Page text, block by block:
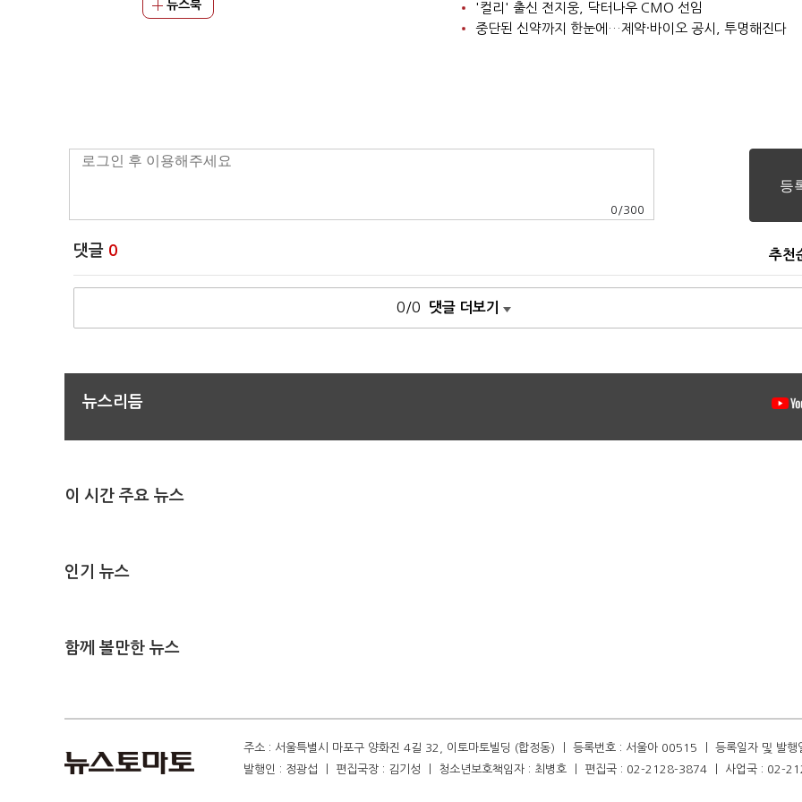
뉴스북
'컬리' 출신 전지웅, 닥터나우 CMO 선임
중단된 신약까지 한눈에…제약·바이오 공시, 투명해진다
0 /300
댓글 0 추천
0/0 댓글 더보기
뉴스리듬
이 시간 주요 뉴스
인기 뉴스
함께 볼만한 뉴스
주소 : 서울특별시 마포구 양화진 4길 32, 이토마토빌딩 (합정동) ㅣ 등록번호 : 서울아 00515 ㅣ 등록일자 및 발
발행인 : 정광섭 ㅣ 편집국장 : 김기성 ㅣ 청소년보호책임자 : 최병호 ㅣ 편집국 : 02-2128-3874 ㅣ 사업국 : 02-